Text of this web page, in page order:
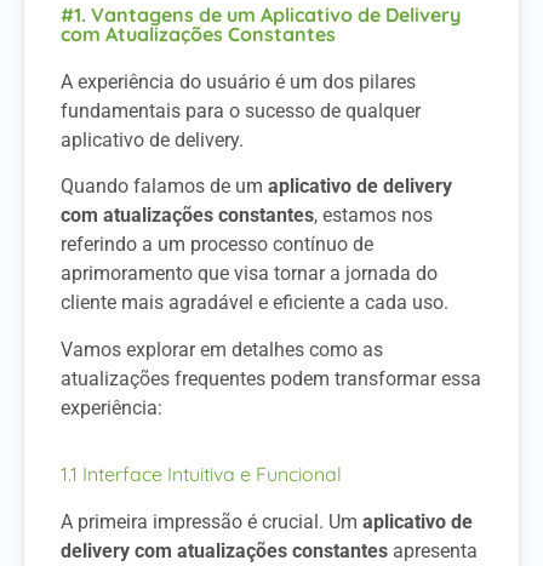
#1. Vantagens de um Aplicativo de Delivery
com Atualizações Constantes
A experiência do usuário é um dos pilares
fundamentais para o sucesso de qualquer
aplicativo de delivery.
Quando falamos de um aplicativo de delivery
com atualizações constantes, estamos nos
referindo a um processo contínuo de
aprimoramento que visa tornar a jornada do
cliente mais agradável e eficiente a cada uso.
Vamos explorar em detalhes como as
atualizações frequentes podem transformar essa
experiência:
1.1 Interface Intuitiva e Funcional
A primeira impressão é crucial. Um aplicativo de
delivery com atualizações constantes apresenta